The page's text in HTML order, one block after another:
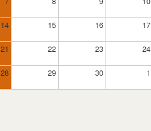
14 15 16 17
21 22 23 24
28 29 30 1